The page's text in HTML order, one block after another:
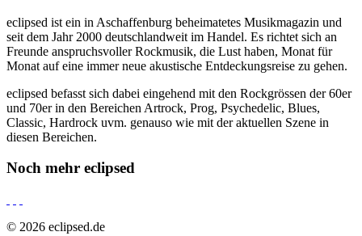
eclipsed ist ein in Aschaffenburg beheimatetes Musikmagazin und
seit dem Jahr 2000 deutschlandweit im Handel. Es richtet sich an
Freunde anspruchsvoller Rockmusik, die Lust haben, Monat für
Monat auf eine immer neue akustische Entdeckungsreise zu gehen.
eclipsed befasst sich dabei eingehend mit den Rockgrössen der 60er
und 70er in den Bereichen Artrock, Prog, Psychedelic, Blues,
Classic, Hardrock uvm. genauso wie mit der aktuellen Szene in
diesen Bereichen.
Noch mehr eclipsed
© 2026 eclipsed.de